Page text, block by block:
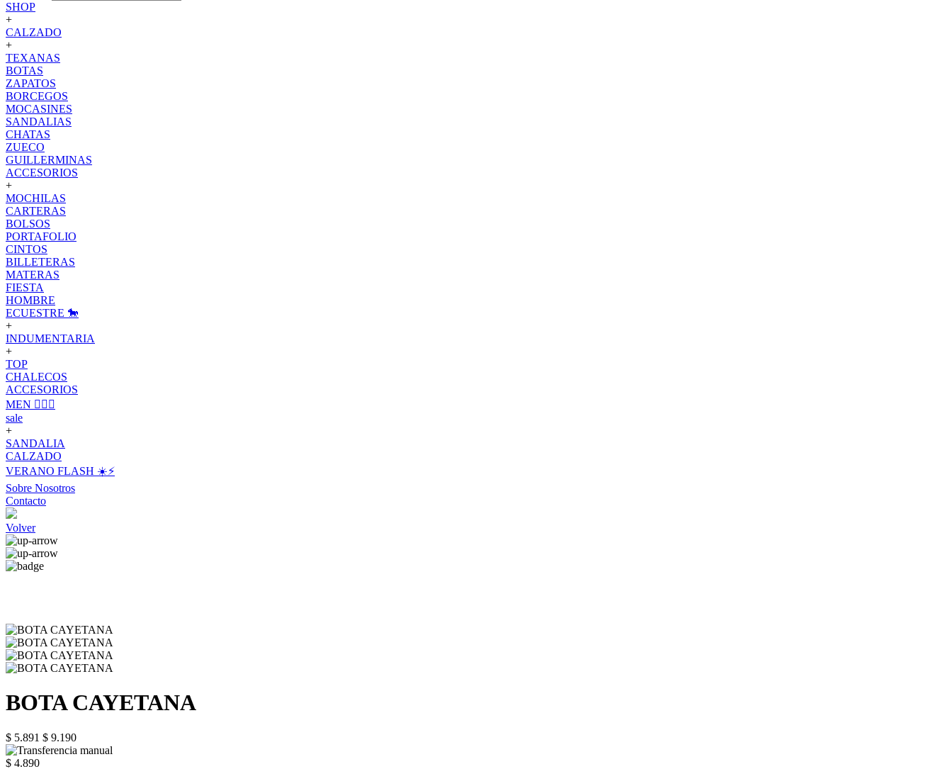
SHOP
+
CALZADO
+
TEXANAS
BOTAS
ZAPATOS
BORCEGOS
MOCASINES
SANDALIAS
CHATAS
ZUECO
GUILLERMINAS
ACCESORIOS
+
MOCHILAS
CARTERAS
BOLSOS
PORTAFOLIO
CINTOS
BILLETERAS
MATERAS
FIESTA
HOMBRE
ECUESTRE 🐎
+
INDUMENTARIA
+
TOP
CHALECOS
ACCESORIOS
MEN 🙋🏽‍♂️
sale
+
SANDALIA
CALZADO
VERANO FLASH ☀️⚡️
Sobre Nosotros
Contacto
Volver
BOTA CAYETANA
$ 5.891 $ 9.190
$ 4.890